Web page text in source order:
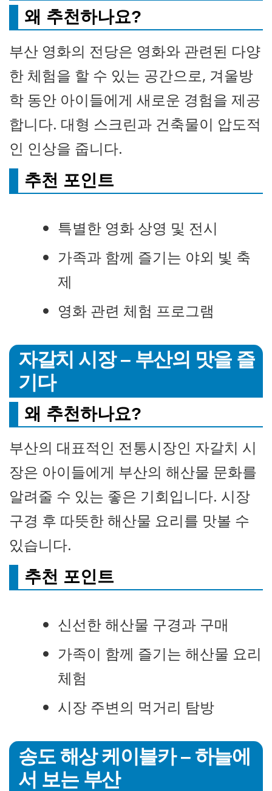
왜 추천하나요?
부산 영화의 전당은 영화와 관련된 다양
한 체험을 할 수 있는 공간으로, 겨울방
학 동안 아이들에게 새로운 경험을 제공
합니다. 대형 스크린과 건축물이 압도적
인 인상을 줍니다.
추천 포인트
특별한 영화 상영 및 전시
가족과 함께 즐기는 야외 빛 축
제
영화 관련 체험 프로그램
자갈치 시장 – 부산의 맛을 즐
기다
왜 추천하나요?
부산의 대표적인 전통시장인 자갈치 시
장은 아이들에게 부산의 해산물 문화를
알려줄 수 있는 좋은 기회입니다. 시장
구경 후 따뜻한 해산물 요리를 맛볼 수
있습니다.
추천 포인트
신선한 해산물 구경과 구매
가족이 함께 즐기는 해산물 요리
체험
시장 주변의 먹거리 탐방
송도 해상 케이블카 – 하늘에
서 보는 부산